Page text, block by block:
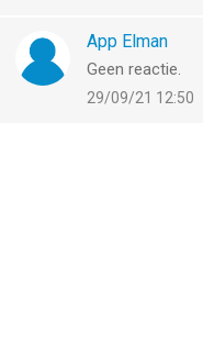
luisteren, niet
App Elman
Geen reactie.
29/09/21 12:50